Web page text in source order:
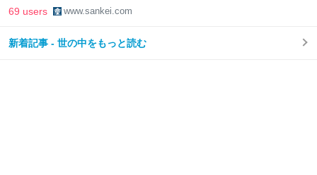
69 users www.sankei.com
新着記事 - 世の中をもっと読む